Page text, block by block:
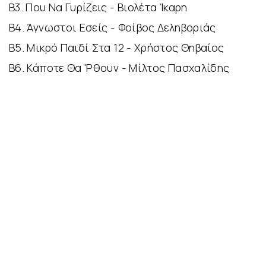
Β3. Που Να Γυρίζεις - Βιολέτα Ίκαρη
Β4. Άγνωστοι Εσείς - Φοίβος Δεληβοριάς
Β5. Μικρό Παιδί Στα 12 - Χρήστος Θηβαίος
Β6. Κάποτε Θα 'Ρθουν - Μίλτος Πασχαλίδης